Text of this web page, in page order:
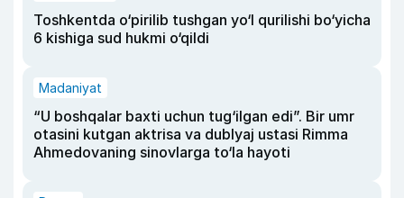
Toshkentda o‘pirilib tushgan yo‘l qurilishi bo‘yicha
6 kishiga sud hukmi o‘qildi
Madaniyat
“U boshqalar baxti uchun tug‘ilgan edi”. Bir umr
otasini kutgan aktrisa va dublyaj ustasi Rimma
Ahmedovaning sinovlarga to‘la hayoti